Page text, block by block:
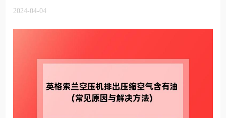
2024-04-04